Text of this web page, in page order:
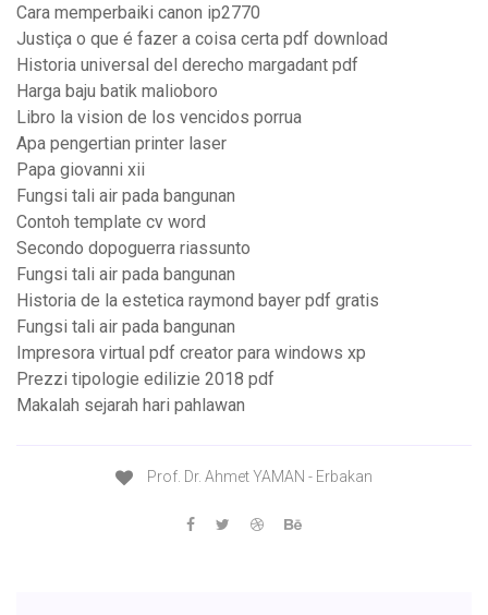
Cara memperbaiki canon ip2770
Justiça o que é fazer a coisa certa pdf download
Historia universal del derecho margadant pdf
Harga baju batik malioboro
Libro la vision de los vencidos porrua
Apa pengertian printer laser
Papa giovanni xii
Fungsi tali air pada bangunan
Contoh template cv word
Secondo dopoguerra riassunto
Fungsi tali air pada bangunan
Historia de la estetica raymond bayer pdf gratis
Fungsi tali air pada bangunan
Impresora virtual pdf creator para windows xp
Prezzi tipologie edilizie 2018 pdf
Makalah sejarah hari pahlawan
Prof. Dr. Ahmet YAMAN - Erbakan